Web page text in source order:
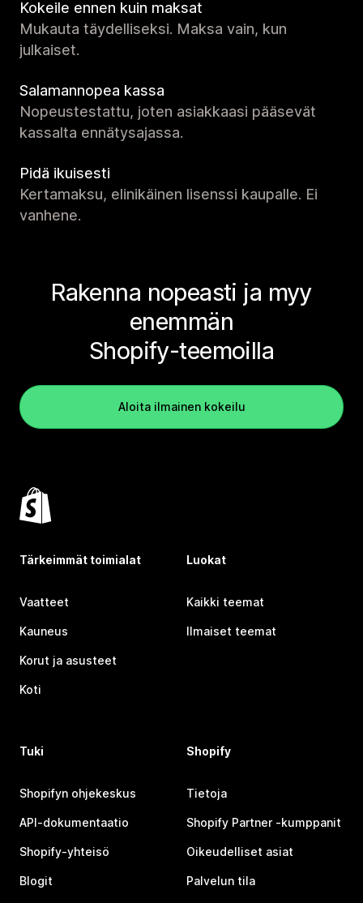
Kokeile ennen kuin maksat
Mukauta täydelliseksi. Maksa vain, kun
julkaiset.
Salamannopea kassa
Nopeustestattu, joten asiakkaasi pääsevät
kassalta ennätysajassa.
Pidä ikuisesti
Kertamaksu, elinikäinen lisenssi kaupalle. Ei
vanhene.
Rakenna nopeasti ja myy
enemmän
Shopify-teemoilla
Aloita ilmainen kokeilu
Tärkeimmät toimialat
Vaatteet
Kauneus
Korut ja asusteet
Koti
Luokat
Kaikki teemat
Ilmaiset teemat
Tuki
Shopifyn ohjekeskus
API-dokumentaatio
Shopify-yhteisö
Blogit
Shopify
Tietoja
Shopify Partner ‑kumppanit
Oikeudelliset asiat
Palvelun tila